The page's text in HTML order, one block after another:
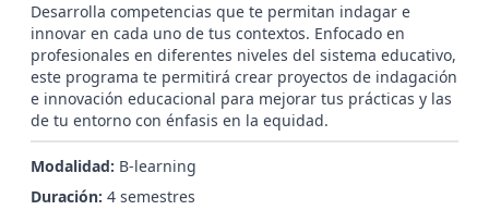
Desarrolla competencias que te permitan indagar e
innovar en cada uno de tus contextos. Enfocado en
profesionales en diferentes niveles del sistema educativo,
este programa te permitirá crear proyectos de indagación
e innovación educacional para mejorar tus prácticas y las
de tu entorno con énfasis en la equidad.
Modalidad: B-learning
Duración: 4 semestres